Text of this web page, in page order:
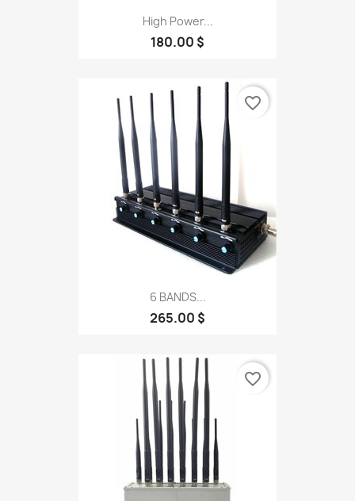
High Power...
180.00 $
6 BANDS...
265.00 $
favorite_border
favorite_border